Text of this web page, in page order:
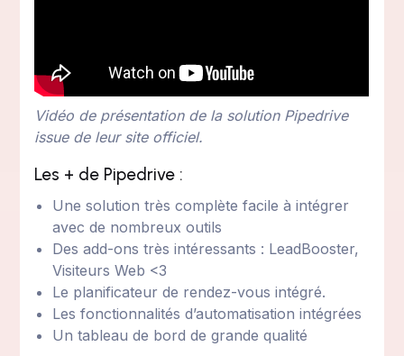
Vidéo de présentation de la solution Pipedrive
issue de leur site officiel.
Les + de Pipedrive :
Une solution très complète facile à intégrer
avec de nombreux outils
Des add-ons très intéressants : LeadBooster,
Visiteurs Web <3
Le planificateur de rendez-vous intégré.
Les fonctionnalités d’automatisation intégrées
Un tableau de bord de grande qualité